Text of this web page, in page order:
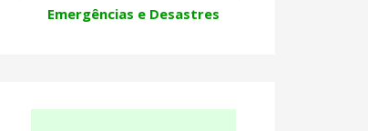
Emergências e Desastres